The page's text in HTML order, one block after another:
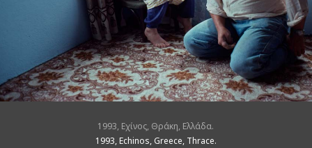
1993, Εχίνος, Θράκη, Ελλάδα.
1993, Echinos, Greece, Thrace.